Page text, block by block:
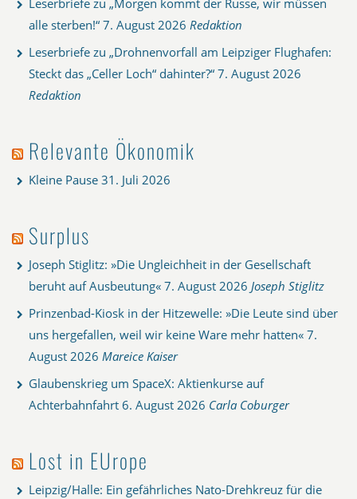
alle sterben!“ 7. August 2026 Redaktion
Leserbriefe zu „Drohnenvorfall am Leipziger Flughafen:
Steckt das „Celler Loch“ dahinter?“ 7. August 2026
Redaktion
Relevante Ökonomik
Kleine Pause 31. Juli 2026
Surplus
Joseph Stiglitz: »Die Ungleichheit in der Gesellschaft
beruht auf Ausbeutung« 7. August 2026 Joseph Stiglitz
Prinzenbad-Kiosk in der Hitzewelle: »Die Leute sind über
uns hergefallen, weil wir keine Ware mehr hatten« 7.
August 2026 Mareice Kaiser
Glaubenskrieg um SpaceX: Aktienkurse auf
Achterbahnfahrt 6. August 2026 Carla Coburger
Lost in EUrope
Leipzig/Halle: Ein gefährliches Nato-Drehkreuz für die